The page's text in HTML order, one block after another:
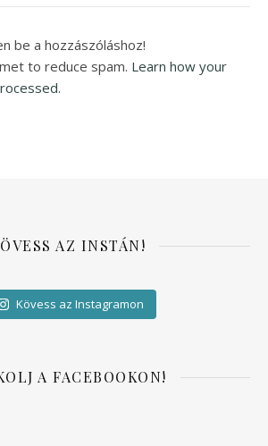
be a hozzászóláshoz!
to reduce spam. Learn how your
AZ INSTÁN!
Kövess az Instagramon
A FACEBOOKON!